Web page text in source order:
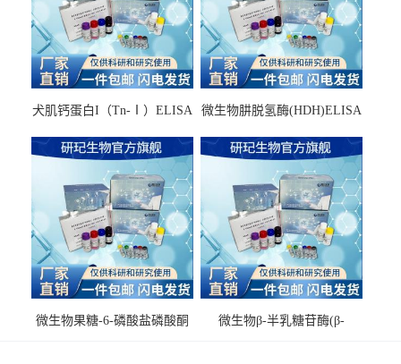
犬肌钙蛋白I（Tn-Ⅰ）ELISA
微生物肼脱氢酶(HDH)ELISA
微生物果糖-6-磷酸盐磷酸酮
微生物β-半乳糖苷酶(β-